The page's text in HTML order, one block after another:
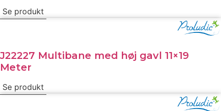
Se produkt
J22227 Multibane med høj gavl 11×19
Meter
Se produkt